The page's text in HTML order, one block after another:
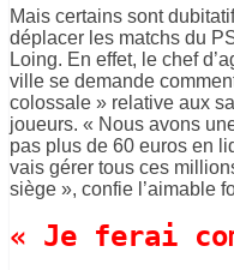
Mais certains sont
déplacer les matchs du
Loing. En effet, le chef
ville se demande
colossale » relative aux
joueurs. « Nous avons
pas plus de 60 euros en
vais gérer tous ces
siège », confie l’aimable
« Je ferai